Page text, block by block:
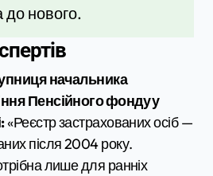
до нового.
начальника
Пенсійного фонду у
«Реєстр застрахованих осіб —
після 2004 року.
лише для ранніх